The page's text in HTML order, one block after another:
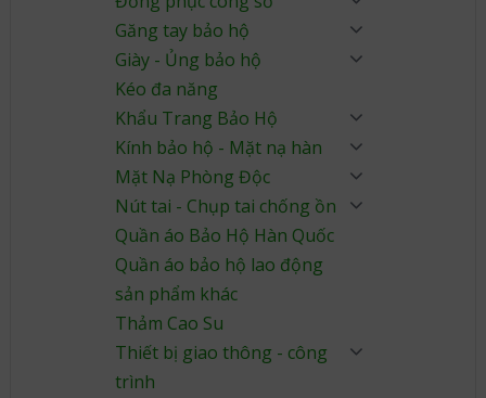
Găng tay bảo hộ
Giày - Ủng bảo hộ
Kéo đa năng
Khẩu Trang Bảo Hộ
Kính bảo hộ - Mặt nạ hàn
Mặt Nạ Phòng Độc
Nút tai - Chụp tai chống ồn
Quần áo Bảo Hộ Hàn Quốc
Quần áo bảo hộ lao động
sản phẩm khác
Thảm Cao Su
Thiết bị giao thông - công
trình